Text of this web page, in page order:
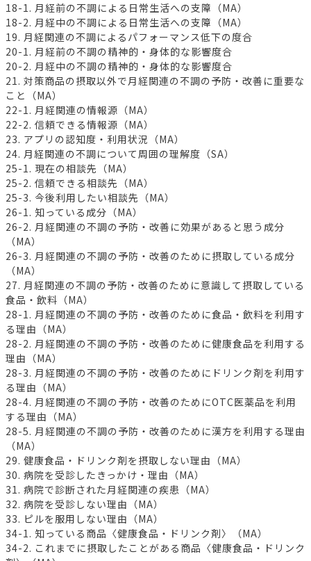
18-1. 月経前の不調による日常生活への支障（MA）
18-2. 月経中の不調による日常生活への支障（MA）
19. 月経関連の不調によるパフォーマンス低下の度合
20-1. 月経前の不調の精神的・身体的な影響度合
20-2. 月経中の不調の精神的・身体的な影響度合
21. 対策商品の摂取以外で月経関連の不調の予防・改善に重要な
こと（MA）
22-1. 月経関連の情報源（MA）
22-2. 信頼できる情報源（MA）
23. アプリの認知度・利用状況（MA）
24. 月経関連の不調について周囲の理解度（SA）
25-1. 現在の相談先（MA）
25-2. 信頼できる相談先（MA）
25-3. 今後利用したい相談先（MA）
26-1. 知っている成分（MA）
26-2. 月経関連の不調の予防・改善に効果があると思う成分
（MA）
26-3. 月経関連の不調の予防・改善のために摂取している成分
（MA）
27. 月経関連の不調の予防・改善のために意識して摂取している
食品・飲料（MA）
28-1. 月経関連の不調の予防・改善のために食品・飲料を利用す
る理由（MA）
28-2. 月経関連の不調の予防・改善のために健康食品を利用する
理由（MA）
28-3. 月経関連の不調の予防・改善のためにドリンク剤を利用す
る理由（MA）
28-4. 月経関連の不調の予防・改善のためにOTC医薬品を利用
する理由（MA）
28-5. 月経関連の不調の予防・改善のために漢方を利用する理由
（MA）
29. 健康食品・ドリンク剤を摂取しない理由（MA）
30. 病院を受診したきっかけ・理由（MA）
31. 病院で診断された月経関連の疾患（MA）
32. 病院を受診しない理由（MA）
33. ピルを服用しない理由（MA）
34-1. 知っている商品〈健康食品・ドリンク剤〉（MA）
34-2. これまでに摂取したことがある商品〈健康食品・ドリンク